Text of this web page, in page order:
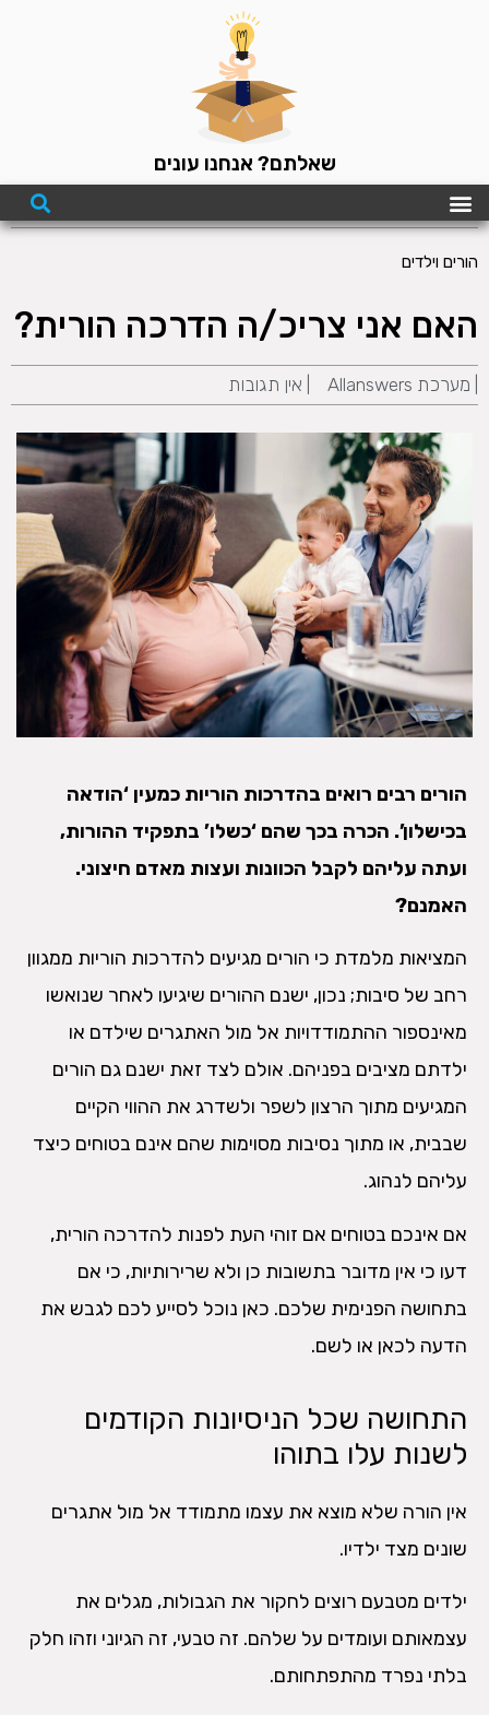
שאלתם? אנחנו עונים
הורים וילדים
האם אני צריכ/ה הדרכה הורית?
מערכת Allanswers אין תגובות
הורים רבים רואים בהדרכות הוריות כמעין ‘הודאה
בכישלון’. הכרה בכך שהם ‘כשלו’ בתפקיד ההורות,
ועתה עליהם לקבל הכוונות ועצות מאדם חיצוני.
האמנם?
המציאות מלמדת כי הורים מגיעים להדרכות הוריות ממגוון
רחב של סיבות; נכון, ישנם ההורים שיגיעו לאחר שנואשו
מאינספור ההתמודדויות אל מול האתגרים שילדם או
ילדתם מציבים בפניהם. אולם לצד זאת ישנם גם הורים
המגיעים מתוך הרצון לשפר ולשדרג את ההווי הקיים
שבבית, או מתוך נסיבות מסוימות שהם אינם בטוחים כיצד
עליהם לנהוג.
אם אינכם בטוחים אם זוהי העת לפנות להדרכה הורית,
דעו כי אין מדובר בתשובות כן ולא שרירותיות, כי אם
בתחושה הפנימית שלכם. כאן נוכל לסייע לכם לגבש את
הדעה לכאן או לשם.
התחושה שכל הניסיונות הקודמים
לשנות עלו בתוהו
אין הורה שלא מוצא את עצמו מתמודד אל מול אתגרים
שונים מצד ילדיו.
ילדים מטבעם רוצים לחקור את הגבולות, מגלים את
עצמאותם ועומדים על שלהם. זה טבעי, זה הגיוני וזהו חלק
בלתי נפרד מהתפתחותם.